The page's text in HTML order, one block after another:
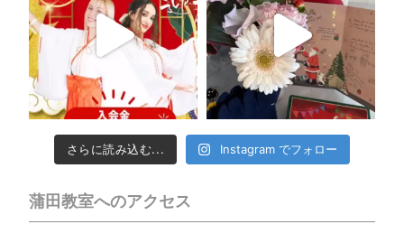
さらに読み込む... Instagram でフォロー
蒲田教室へのアクセス